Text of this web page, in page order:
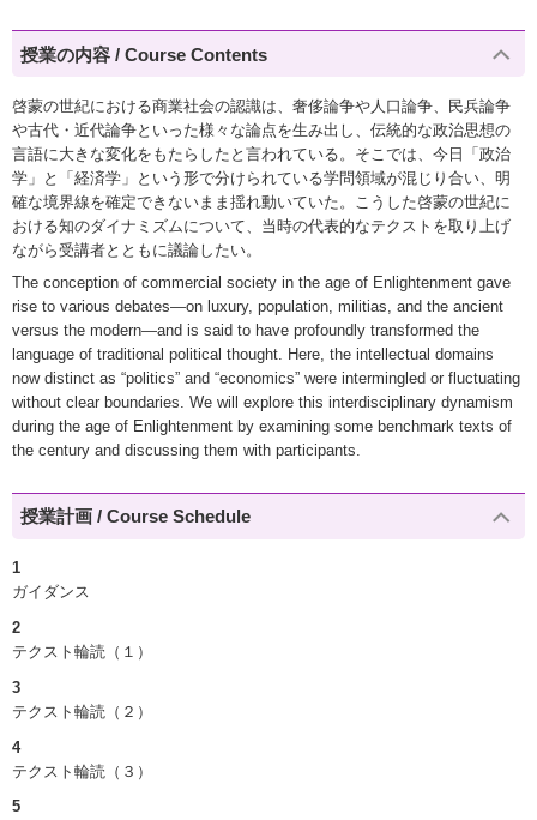
授業の内容 / Course Contents
啓蒙の世紀における商業社会の認識は、奢侈論争や人口論争、民兵論争
や古代・近代論争といった様々な論点を生み出し、伝統的な政治思想の
言語に大きな変化をもたらしたと言われている。そこでは、今日「政治
学」と「経済学」という形で分けられている学問領域が混じり合い、明
確な境界線を確定できないまま揺れ動いていた。こうした啓蒙の世紀に
おける知のダイナミズムについて、当時の代表的なテクストを取り上げ
ながら受講者とともに議論したい。
The conception of commercial society in the age of Enlightenment gave
rise to various debates—on luxury, population, militias, and the ancient
versus the modern—and is said to have profoundly transformed the
language of traditional political thought. Here, the intellectual domains
now distinct as “politics” and “economics” were intermingled or fluctuating
without clear boundaries. We will explore this interdisciplinary dynamism
during the age of Enlightenment by examining some benchmark texts of
the century and discussing them with participants.
授業計画 / Course Schedule
1
ガイダンス
2
テクスト輪読（１）
3
テクスト輪読（２）
4
テクスト輪読（３）
5